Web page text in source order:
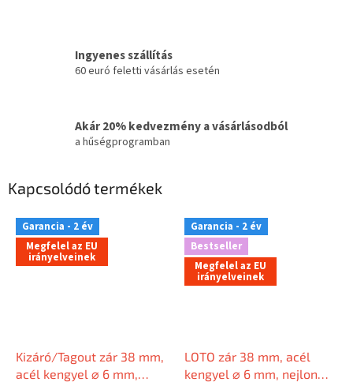
Ingyenes szállítás
60 euró feletti vásárlás esetén
Akár 20% kedvezmény a vásárlásodból
a hűségprogramban
Kapcsolódó termékek
Garancia - 2 év
Megfelel az EU
irányelveinek
Kizáró/Tagout zár 38 mm,
acél kengyel ⌀ 6 mm,
Garancia - 2 év
Bestseller
Megfelel az EU
irányelveinek
LOTO zár 38 mm, acél
kengyel ⌀ 6 mm, nejlon